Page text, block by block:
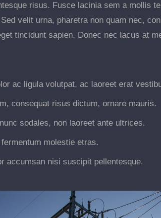
risus. Fusce lacinia sem a mollis
velit urna, pharetra non quam nec,
tincidunt sapien. Donec nec lacus at
ac ligula volutpat, ac laoreet erat
consequat risus dictum, ornare mauris.
sodales, non laoreet ante ultrices.
molestie etras.
accumsan nisi suscipit pellentesque.